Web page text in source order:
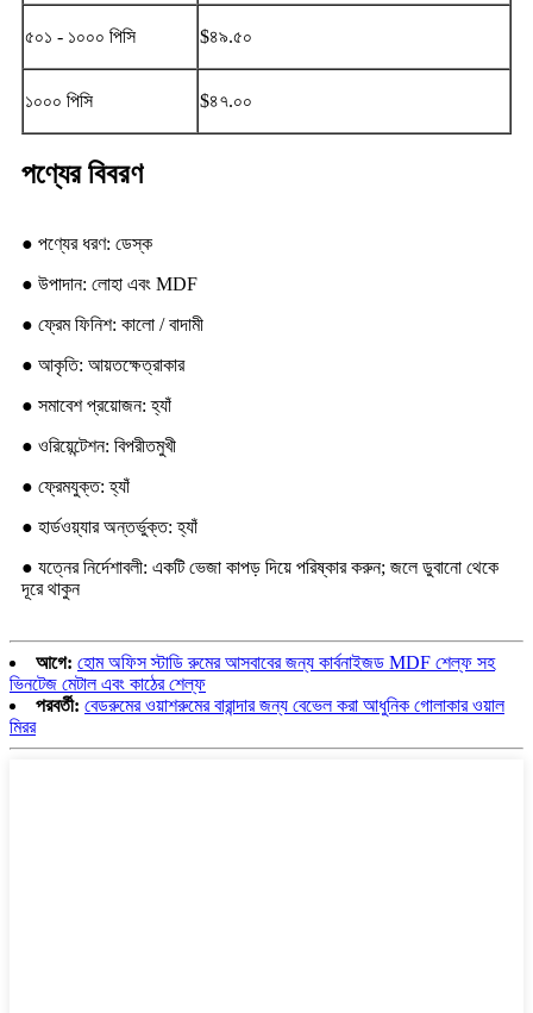
৫০১ - ১০০০ পিসি $৪৯.৫০
১০০০ পিসি $৪৭.০০
পণ্যের বিবরণ
● পণ্যের ধরণ: ডেস্ক
● উপাদান: লোহা এবং MDF
● ফ্রেম ফিনিশ: কালো / বাদামী
● আকৃতি: আয়তক্ষেত্রাকার
● সমাবেশ প্রয়োজন: হ্যাঁ
● ওরিয়েন্টেশন: বিপরীতমুখী
● ফ্রেমযুক্ত: হ্যাঁ
● হার্ডওয়্যার অন্তর্ভুক্ত: হ্যাঁ
● যত্নের নির্দেশাবলী: একটি ভেজা কাপড় দিয়ে পরিষ্কার করুন; জলে ডুবানো থেকে
দূরে থাকুন
আগে: হোম অফিস স্টাডি রুমের আসবাবের জন্য কার্বনাইজড MDF শেল্ফ সহ
ভিনটেজ মেটাল এবং কাঠের শেল্ফ
পরবর্তী: বেডরুমের ওয়াশরুমের বারান্দার জন্য বেভেল করা আধুনিক গোলাকার ওয়াল
মিরর